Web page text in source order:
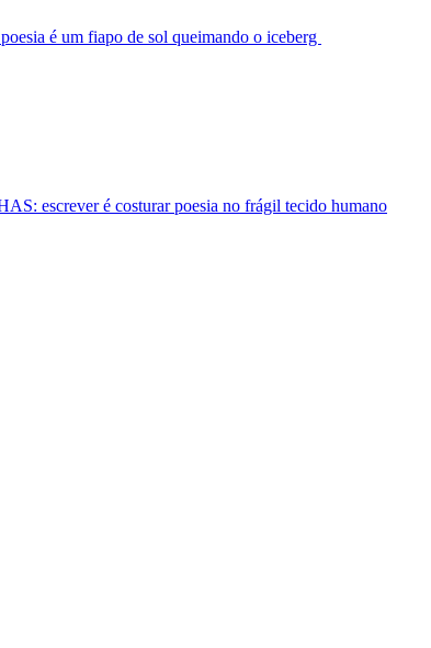
é um fiapo de sol queimando o iceberg
escrever é costurar poesia no frágil tecido humano